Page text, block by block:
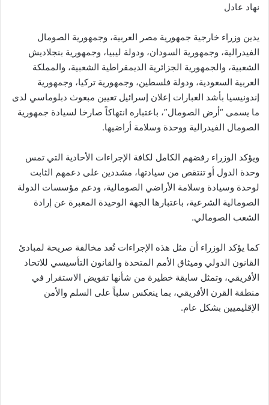
نهاد عادل
يدين وزراء خارجية جمهورية مصر العربية، وجمهورية الصومال
الفيدرالية، وجمهورية السودان، ودولة ليبيا، وجمهورية بنجلاديش
الشعبية، والجمهورية الجزائرية الديمقراطية الشعبية، والمملكة
العربية السعودية، ودولة فلسطين، وجمهورية تركيا، وجمهورية
إندونيسيا بأشد العبارات إعلان إسرائيل تعيين مبعوث دبلوماسي لدى
ما يسمى “أرض الصومال”، باعتباره انتهاكاً صارخا لسيادة جمهورية
الصومال الفيدرالية ووحدة وسلامة أراضيها.
ويؤكد الوزراء رفضهم الكامل لكافة الإجراءات الأحادية التي تمس
وحدة الدول أو تنتقص من سيادتها، مشددين على دعمهم الثابت
لوحدة وسيادة وسلامة الأراضي الصومالية، ودعم مؤسسات الدولة
الصومالية الشرعية، باعتبارها الجهة الوحيدة المعبرة عن إرادة
الشعب الصومالي.
كما يؤكد الوزراء أن مثل هذه الإجراءات تُعد مخالفة صريحة لمبادئ
القانون الدولي وميثاق الأمم المتحدة والقانون التأسيسي للاتحاد
الأفريقي، وتمثل سابقة خطيرة من شأنها تقويض الاستقرار في
منطقة القرن الأفريقي، بما ينعكس سلباً على السلم والأمن
الإقليميين بشكل عام.